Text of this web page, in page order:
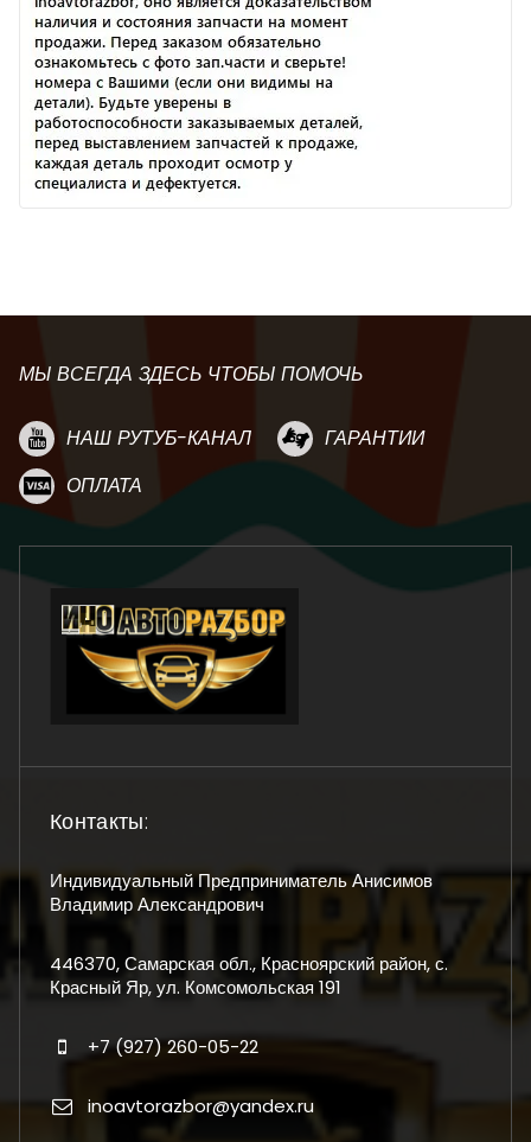
МЫ ВСЕГДА ЗДЕСЬ ЧТОБЫ ПОМОЧЬ
НАШ РУТУБ-КАНАЛ
ГАРАНТИИ
ОПЛАТА
Контакты:
Индивидуальный Предприниматель Анисимов
Владимир Александрович
446370, Самарская обл., Красноярский район, с.
Красный Яр, ул. Комсомольская 191
+7 (927) 260-05-22
inoavtorazbor@yandex.ru